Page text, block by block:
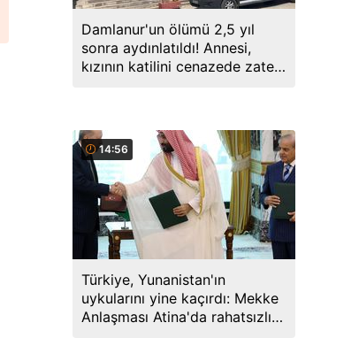
Damlanur'un ölümü 2,5 yıl
sonra aydınlatıldı! Annesi,
kızının katilini cenazede zaten
14:56
Türkiye, Yunanistan'ın
uykularını yine kaçırdı: Mekke
Anlaşması Atina'da rahatsızlık